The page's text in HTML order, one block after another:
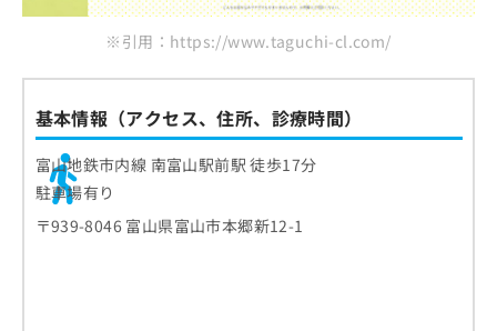
※引用：https://www.taguchi-cl.com/
基本情報（アクセス、住所、診療時間）
富山地鉄市内線 南富山駅前駅 徒歩17分
駐車場有り
〒939-8046 富山県富山市本郷新12-1